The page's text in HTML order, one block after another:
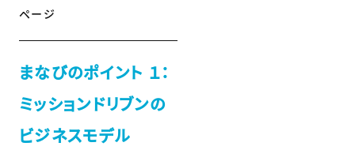
ページ
まなびのポイント １：
ミッションドリブンの
ビジネスモデル